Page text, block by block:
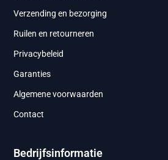
Verzending en bezorging
Ruilen en retourneren
Privacybeleid
Garanties
Algemene voorwaarden
Contact
Bedrijfsinformatie